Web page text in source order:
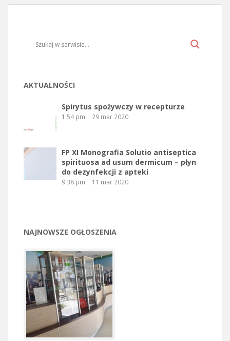
AKTUALNOŚCI
Spirytus spożywczy w recepturze
1:54 pm 29 mar 2020
FP XI Monografia Solutio antiseptica
spirituosa ad usum dermicum – płyn
do dezynfekcji z apteki
9:38 pm 11 mar 2020
NAJNOWSZE OGŁOSZENIA